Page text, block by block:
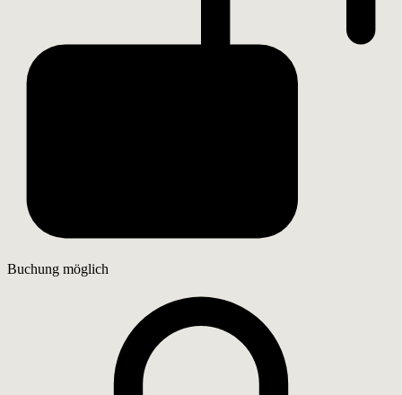
Buchung möglich